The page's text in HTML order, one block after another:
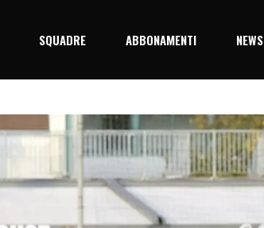
SQUADRE
Prima Squadra
ABBONAMENTI NEWS